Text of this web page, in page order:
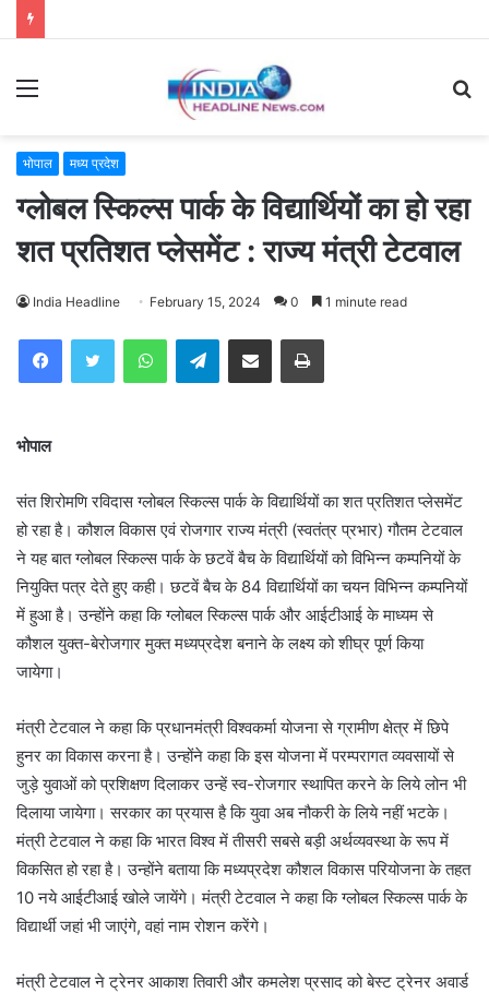
Menu
भोपाल मध्य प्रदेश
ग्लोबल स्किल्स पार्क के विद्यार्थियों का हो रहा
शत प्रतिशत प्लेसमेंट : राज्य मंत्री टेटवाल
India Headline February 15, 2024 0 1 minute read
WhatsAppTelegramShare via Email Print
भोपाल
संत शिरोमणि रविदास ग्लोबल स्किल्स पार्क के विद्यार्थियों का शत प्रतिशत प्लेसमेंट
हो रहा है। कौशल विकास एवं रोजगार राज्य मंत्री (स्वतंत्र प्रभार) गौतम टेटवाल
ने यह बात ग्लोबल स्किल्स पार्क के छटवें बैच के विद्यार्थियों को विभिन्न कम्पनियों के
नियुक्ति पत्र देते हुए कही। छटवें बैच के 84 विद्यार्थियों का चयन विभिन्न कम्पनियों
में हुआ है। उन्होंने कहा कि ग्लोबल स्किल्स पार्क और आईटीआई के माध्यम से
कौशल युक्त-बेरोजगार मुक्त मध्यप्रदेश बनाने के लक्ष्य को शीघ्र पूर्ण किया
जायेगा।
मंत्री टेटवाल ने कहा कि प्रधानमंत्री विश्वकर्मा योजना से ग्रामीण क्षेत्र में छिपे
हुनर का विकास करना है। उन्होंने कहा कि इस योजना में परम्परागत व्यवसायों से
जुड़े युवाओं को प्रशिक्षण दिलाकर उन्हें स्व-रोजगार स्थापित करने के लिये लोन भी
दिलाया जायेगा। सरकार का प्रयास है कि युवा अब नौकरी के लिये नहीं भटके।
मंत्री टेटवाल ने कहा कि भारत विश्व में तीसरी सबसे बड़ी अर्थव्यवस्था के रूप में
विकसित हो रहा है। उन्होंने बताया कि मध्यप्रदेश कौशल विकास परियोजना के तहत
10 नये आईटीआई खोले जायेंगे। मंत्री टेटवाल ने कहा कि ग्लोबल स्किल्स पार्क के
विद्यार्थी जहां भी जाएंगे, वहां नाम रोशन करेंगे।
मंत्री टेटवाल ने ट्रेनर आकाश तिवारी और कमलेश प्रसाद को बेस्ट ट्रेनर अवार्ड